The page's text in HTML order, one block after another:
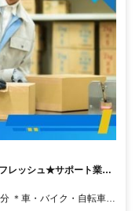
レッシュ★サポート業務
＊車・バイク・自転車通